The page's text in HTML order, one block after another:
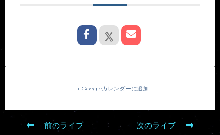
+ Googleカレンダーに追加
前のライブ 次のライブ